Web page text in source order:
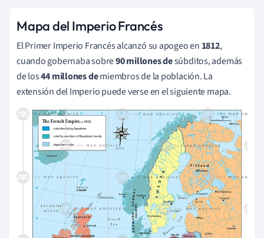
Mapa del Imperio Francés
El Primer Imperio Francés alcanzó su apogeo en 1812,
cuando gobernaba sobre90 millones desúbditos, además
de los44 millones demiembros de la población. La
extensión del Imperio puede verse en el siguiente mapa.